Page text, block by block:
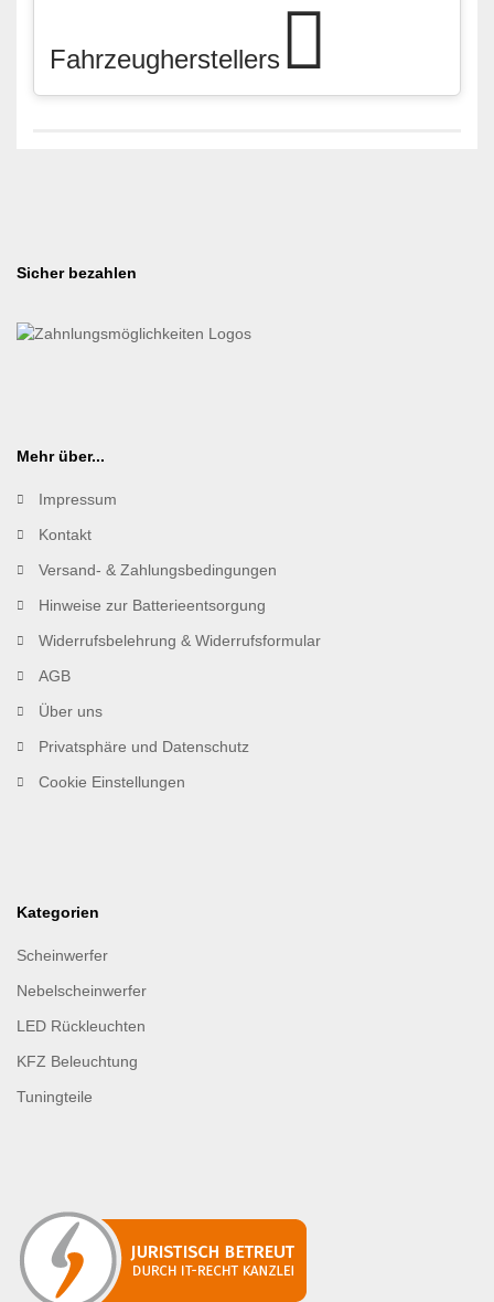
Fahrzeugherstellers
Sicher bezahlen
Mehr über...
Impressum
Kontakt
Versand- & Zahlungsbedingungen
Hinweise zur Batterieentsorgung
Widerrufsbelehrung & Widerrufsformular
AGB
Über uns
Privatsphäre und Datenschutz
Cookie Einstellungen
Kategorien
Scheinwerfer
Nebelscheinwerfer
LED Rückleuchten
KFZ Beleuchtung
Tuningteile